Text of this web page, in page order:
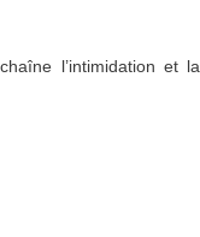
l’intimidation et la